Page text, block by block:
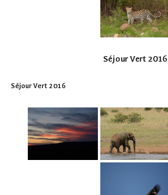
Séjour Vert 2016
Séjour Vert 2016